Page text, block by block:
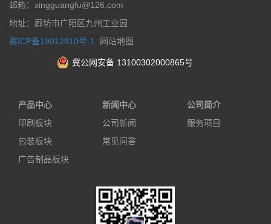
邮箱：xingguangfu@126.com
地址：廊坊市广阳区九州工业园
冀ICP备19012810号-1
网站地图
冀公网安备 13100302000865号
产品中心
印刷板块
包装板块
广告制品板块
新闻中心
公司新闻
常见问答
公司简介
服务项目